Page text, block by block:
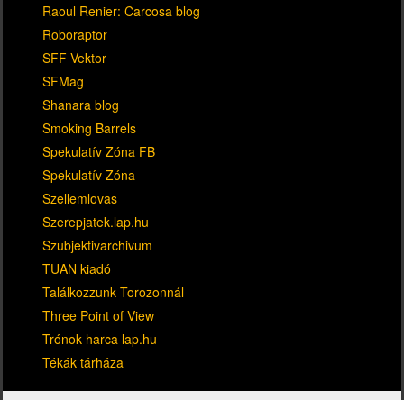
Raoul Renier: Carcosa blog
Roboraptor
SFF Vektor
SFMag
Shanara blog
Smoking Barrels
Spekulatív Zóna FB
Spekulatív Zóna
Szellemlovas
Szerepjatek.lap.hu
Szubjektivarchivum
TUAN kiadó
Találkozzunk Torozonnál
Three Point of View
Trónok harca lap.hu
Tékák tárháza